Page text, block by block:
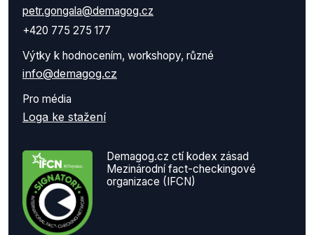
petr.gongala@demagog.cz
+420 775 275 177
Výtky k hodnocením, workshopy, různé
info@demagog.cz
Pro média
Loga ke stažení
Demagog.cz ctí kodex zásad
Mezinárodní fact-checkingové
organizace (IFCN)